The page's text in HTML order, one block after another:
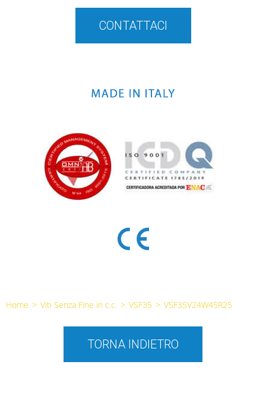
CONTATTACI
Home > Viti Senza Fine in c.c. > VSF35 > VSF35V24W45R25
TORNA INDIETRO